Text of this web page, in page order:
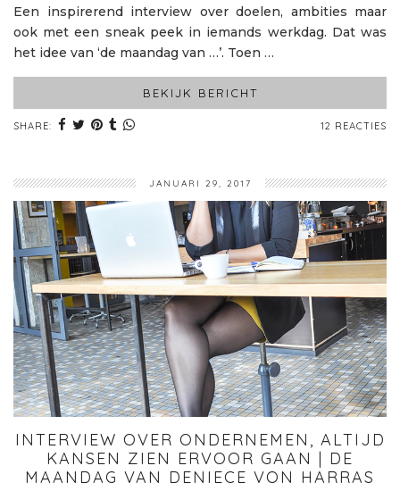
Een inspirerend interview over doelen, ambities maar
ook met een sneak peek in iemands werkdag. Dat was
het idee van ‘de maandag van …’. Toen …
BEKIJK BERICHT
SHARE: 12 REACTIES
JANUARI 29, 2017
INTERVIEW OVER ONDERNEMEN, ALTIJD
KANSEN ZIEN ERVOOR GAAN | DE
MAANDAG VAN DENIECE VON HARRAS